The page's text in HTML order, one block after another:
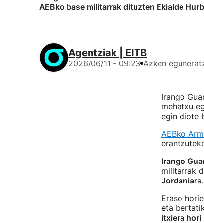
AEBko base militarrak dituzten Ekialde
Agentziak | EITB
2026/06/11 - 09:23 Azken
Irango
mehatxu
egin diote
AEBko
Irango
militarrak
Jordaniara.
Eraso
eta
itxiera hori